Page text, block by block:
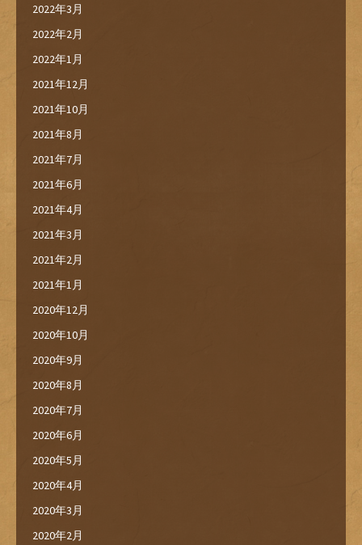
2022年3月
2022年2月
2022年1月
2021年12月
2021年10月
2021年8月
2021年7月
2021年6月
2021年4月
2021年3月
2021年2月
2021年1月
2020年12月
2020年10月
2020年9月
2020年8月
2020年7月
2020年6月
2020年5月
2020年4月
2020年3月
2020年2月